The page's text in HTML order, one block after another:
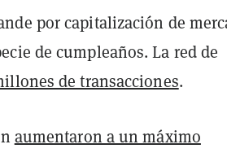
por capitalización de
de cumpleaños. La red de
de transacciones.
aumentaron a un máximo